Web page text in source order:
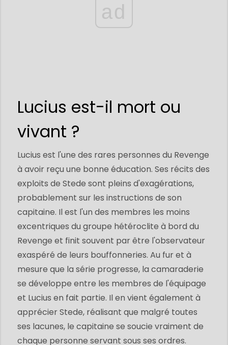
ad
Lucius est-il mort ou
vivant ?
Lucius est l'une des rares personnes du Revenge
à avoir reçu une bonne éducation. Ses récits des
exploits de Stede sont pleins d'exagérations,
probablement sur les instructions de son
capitaine. Il est l'un des membres les moins
excentriques du groupe hétéroclite à bord du
Revenge et finit souvent par être l'observateur
exaspéré de leurs bouffonneries. Au fur et à
mesure que la série progresse, la camaraderie
se développe entre les membres de l'équipage
et Lucius en fait partie. Il en vient également à
apprécier Stede, réalisant que malgré toutes
ses lacunes, le capitaine se soucie vraiment de
chaque personne servant sous ses ordres.